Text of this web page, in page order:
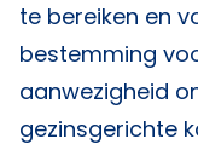
te bereiken en
bestemming
aanwezigheid
gezinsgerichte